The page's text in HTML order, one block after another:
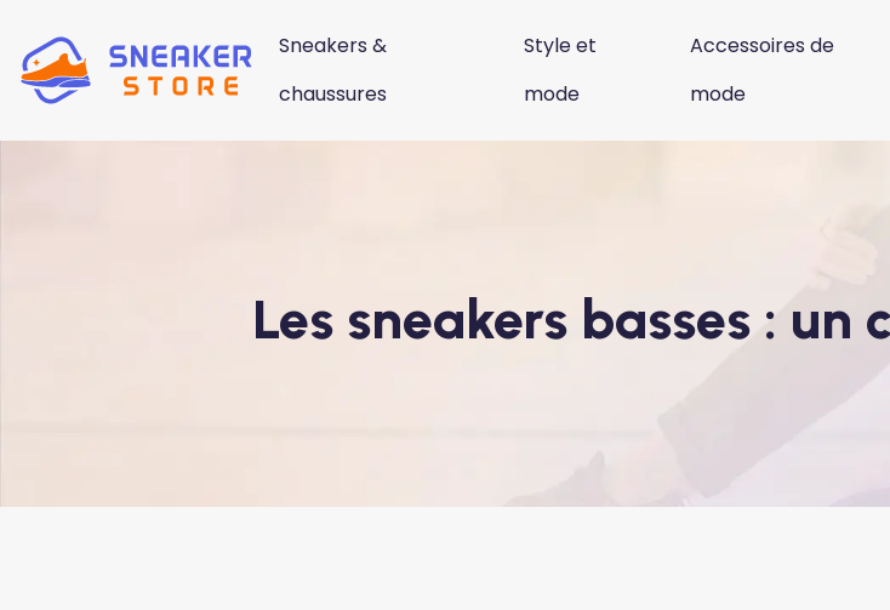
Sneakers &
chaussures
Style et
mode
Accessoires de
mode
Les sneakers basses :